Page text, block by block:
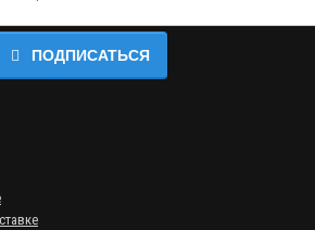
ПОДПИСАТЬСЯ